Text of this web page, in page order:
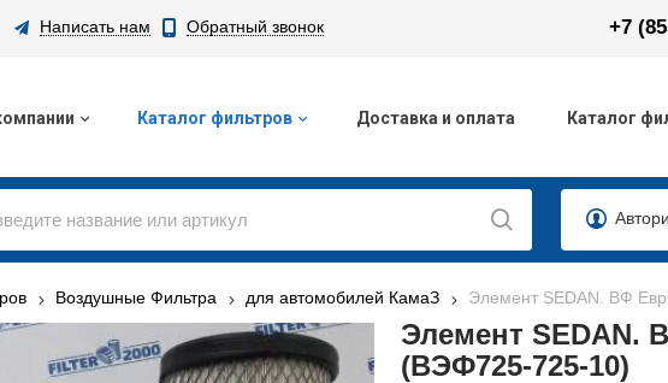
Написать нам Обратный звонок +7
Каталог фильтров Доставка и оплата Каталог
Воздушные Фильтра для автомобилей КамаЗ Элемент SEDAN. ВФ
Элемент SEDAN.
(ВЭФ725-725-10)